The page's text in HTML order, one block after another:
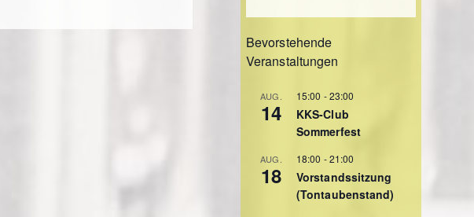
Bevorstehende
Veranstaltungen
AUG.
14
15:00 -23:00
KKS-Club
Sommerfest
AUG.
18
18:00 -21:00
Vorstandssitzung
(Tontaubenstand)